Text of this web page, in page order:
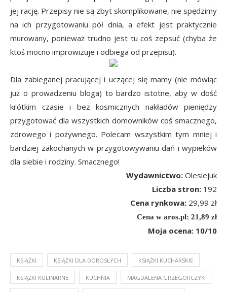
jej rację. Przepisy nie są zbyt skomplikowane, nie spędzimy
na ich przygotowaniu pół dnia, a efekt jest praktycznie
murowany, ponieważ trudno jest tu coś zepsuć (chyba że
ktoś mocno improwizuje i odbiega od przepisu).
Dla zabieganej pracującej i uczącej się mamy (nie mówiąc
już o prowadzeniu bloga) to bardzo istotne, aby w dość
krótkim czasie i bez kosmicznych nakładów pieniędzy
przygotować dla wszystkich domowników coś smacznego,
zdrowego i pożywnego. Polecam wszystkim tym mniej i
bardziej zakochanych w przygotowywaniu dań i wypieków
dla siebie i rodziny. Smacznego!
Wydawnictwo: Olesiejuk
Liczba stron: 192
Cena rynkowa: 29,99 zł
Cena w aros.pl: 21,89 zł
Moja ocena: 10/10
KSIĄŻKI KSIĄŻKI DLA DOROSŁYCH KSIĄŻKI KUCHARSKIE
KSIĄŻKI KULINARNE KUCHNIA MAGDALENA GRZEGORCZYK